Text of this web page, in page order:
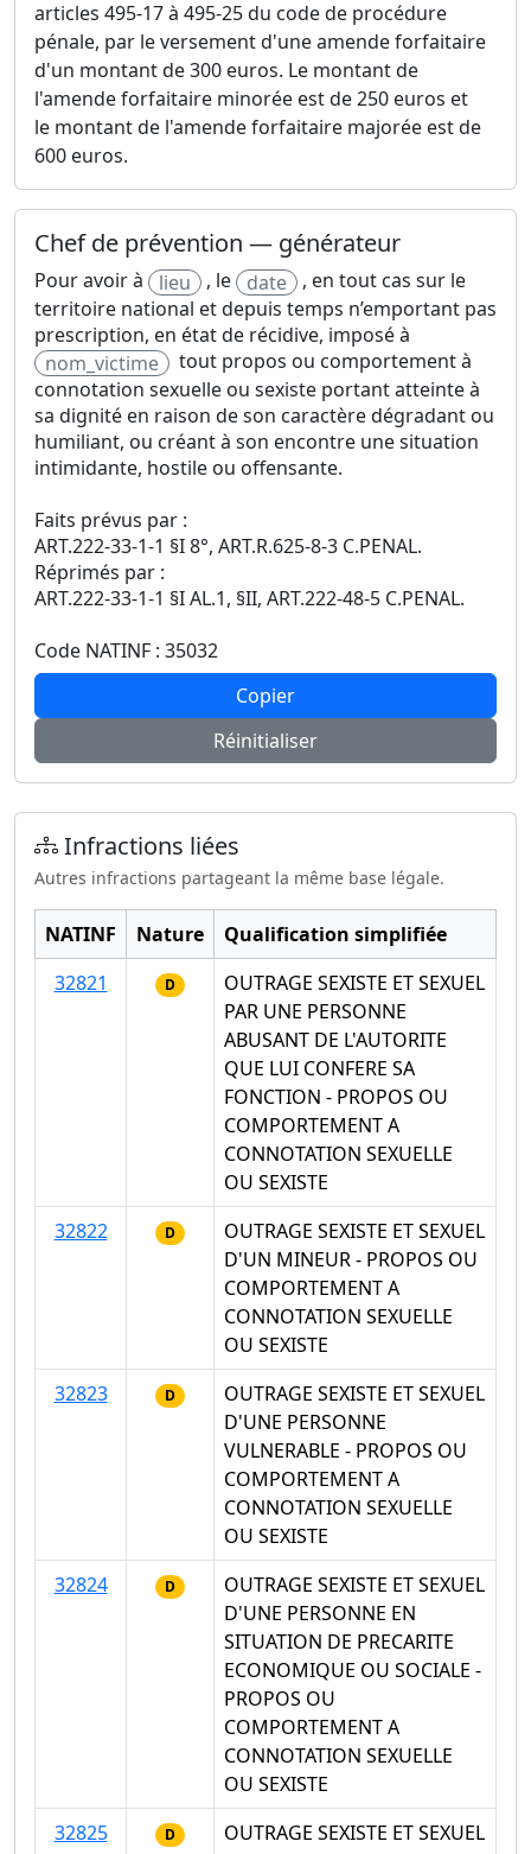
articles 495-17 à 495-25 du code de procédure
pénale, par le versement d'une amende forfaitaire
d'un montant de 300 euros. Le montant de
l'amende forfaitaire minorée est de 250 euros et
le montant de l'amende forfaitaire majorée est de
600 euros.
Chef de prévention — générateur
Pour avoir à lieu , le date
, en tout cas sur le
territoire national et depuis temps n’emportant pas
prescription, en état de récidive, imposé à
nom_victime
tout propos ou comportement à
connotation sexuelle ou sexiste portant atteinte à
sa dignité en raison de son caractère dégradant ou
humiliant, ou créant à son encontre une situation
intimidante, hostile ou offensante.
Faits prévus par :
ART.222-33-1-1 §I 8°, ART.R.625-8-3 C.PENAL.
Réprimés par :
ART.222-33-1-1 §I AL.1, §II, ART.222-48-5 C.PENAL.
Code NATINF : 35032
Copier
Réinitialiser
Infractions liées
Autres infractions partageant la même base légale.
NATINF Nature
Qualification simplifiée
32821
D
OUTRAGE SEXISTE ET SEXUEL
PAR UNE PERSONNE
ABUSANT DE L'AUTORITE
QUE LUI CONFERE SA
FONCTION - PROPOS OU
COMPORTEMENT A
CONNOTATION SEXUELLE
OU SEXISTE
32822
D
OUTRAGE SEXISTE ET SEXUEL
D'UN MINEUR - PROPOS OU
COMPORTEMENT A
CONNOTATION SEXUELLE
OU SEXISTE
32823
D
OUTRAGE SEXISTE ET SEXUEL
D'UNE PERSONNE
VULNERABLE - PROPOS OU
COMPORTEMENT A
CONNOTATION SEXUELLE
OU SEXISTE
32824
D
OUTRAGE SEXISTE ET SEXUEL
D'UNE PERSONNE EN
SITUATION DE PRECARITE
ECONOMIQUE OU SOCIALE -
PROPOS OU
COMPORTEMENT A
CONNOTATION SEXUELLE
OU SEXISTE
32825
D
OUTRAGE SEXISTE ET SEXUEL